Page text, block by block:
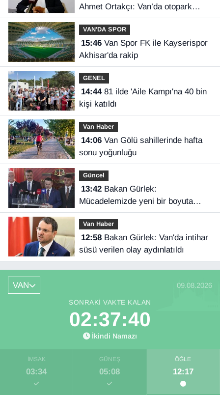
Ahmet Ortakçı: Van’da otopark
yetersizliği ciddi sorun!
VAN'DA SPOR
15:46Van Spor FK ile Kayserispor
Akhisar'da rakip
GENEL
14:4481 ilde 'Aile Kampı'na 40 bin
kişi katıldı
Van Haber
14:06Van Gölü sahillerinde hafta
sonu yoğunluğu
Güncel
13:42Bakan Gürlek:
Mücadelemizde yeni bir boyuta
geçeceğiz
Van Haber
12:58Bakan Gürlek: Van'da intihar
süsü verilen olay aydınlatıldı
VAN 09.08.2026
SONRAKI VAKTE KALAN
02:37:38
İkindi Namazı
İMSAK
03:34
GÜNEŞ
05:08
ÖĞLE
12:17